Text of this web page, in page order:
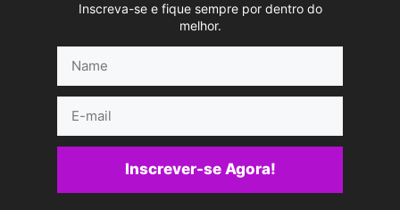
Inscreva-se e fique sempre por dentro do
melhor.
mail
Inscrever-se Agora!